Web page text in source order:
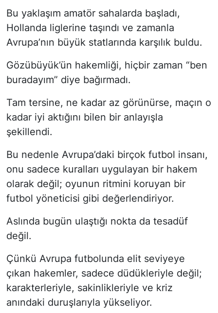
Bu yaklaşım amatör sahalarda başladı,
Hollanda liglerine taşındı ve zamanla
Avrupa’nın büyük statlarında karşılık buldu.
Gözübüyük’ün hakemliği, hiçbir zaman “ben
buradayım” diye bağırmadı.
Tam tersine, ne kadar az görünürse, maçın o
kadar iyi aktığını bilen bir anlayışla
şekillendi.
Bu nedenle Avrupa’daki birçok futbol insanı,
onu sadece kuralları uygulayan bir hakem
olarak değil; oyunun ritmini koruyan bir
futbol yöneticisi gibi değerlendiriyor.
Aslında bugün ulaştığı nokta da tesadüf
değil.
Çünkü Avrupa futbolunda elit seviyeye
çıkan hakemler, sadece düdükleriyle değil;
karakterleriyle, sakinlikleriyle ve kriz
anındaki duruşlarıyla yükseliyor.